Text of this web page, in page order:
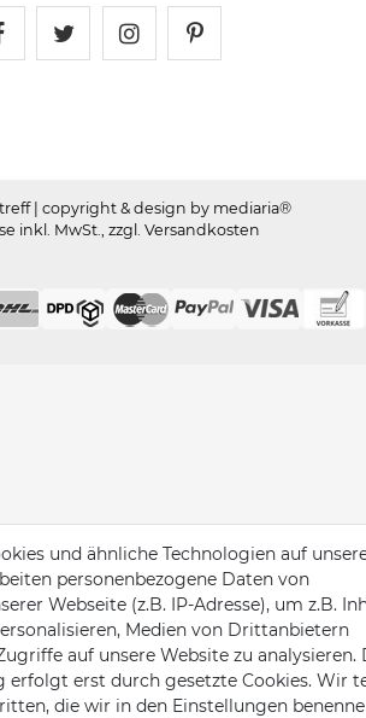
| copyright & design by mediaria®
inkl. MwSt., zzgl. Versandkosten
und ähnliche Technologien auf
personenbezogene Daten von
Webseite (z.B. IP-Adresse), um z.B.
Medien von Drittanbietern
auf unsere Website zu analysieren.
erfolgt erst durch gesetzte Cookies. Wir
die wir in den Einstellungen